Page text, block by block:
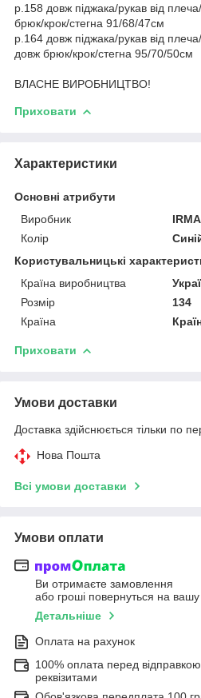
р.158 довж піджака/рукав від
брюк/крок/стегна 91/68/47см
р.164 довж піджака/рукав від
довж брюк/крок/стегна 95/70/50см
ВЛАСНЕ ВИРОБНИЦТВО!
Приховати
Характеристики
Основні атрибути
Виробник
Колір
Користувальницькі
Країна виробництва
Розмір
134
Країна
Приховати
Умови доставки
Доставка здійснюється тільки по
Нова Пошта
Всі умови доставки
Умови оплати
Ви отримаєте замовлення
або гроші повернуться на вашу
Детальніше
Оплата на рахунок
100% оплата перед
реквізитами